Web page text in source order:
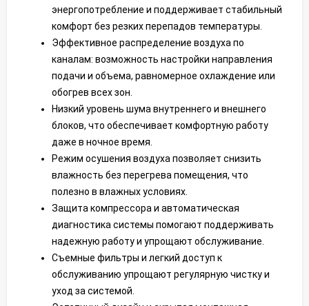
энергопотребление и поддерживает стабильный
комфорт без резких перепадов температуры.
Эффективное распределение воздуха по
каналам: возможность настройки направления
подачи и объема, равномерное охлаждение или
обогрев всех зон.
Низкий уровень шума внутреннего и внешнего
блоков, что обеспечивает комфортную работу
даже в ночное время.
Режим осушения воздуха позволяет снизить
влажность без перегрева помещения, что
полезно в влажных условиях.
Защита компрессора и автоматическая
диагностика системы помогают поддерживать
надежную работу и упрощают обслуживание.
Съемные фильтры и легкий доступ к
обслуживанию упрощают регулярную чистку и
уход за системой.